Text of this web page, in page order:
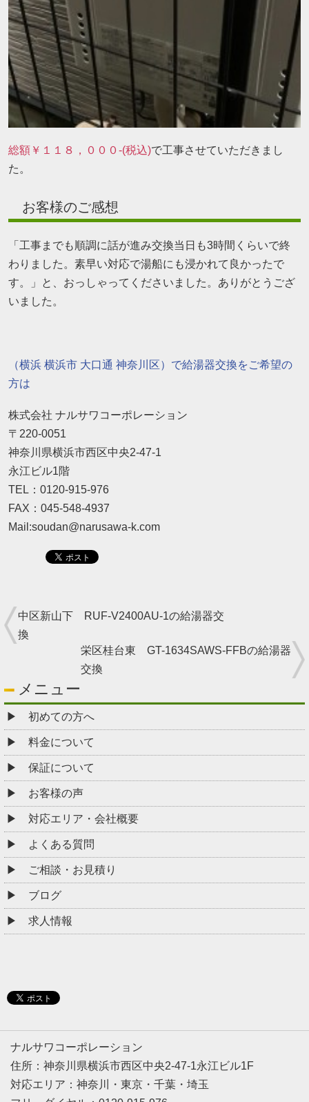
総額￥１１８，０００-(税込)で工事させていただきまし
た。
お客様のご感想
「工事までも順調に話が進み交換当日も3時間くらいで終
わりました。素早い対応で湯船にも浸かれて良かったで
す。」と、おっしゃってくださいました。ありがとうござ
いました。
（横浜 横浜市 大口通 神奈川区）で給湯器交換をご希望の
方は
株式会社 ナルサワコーポレーション
〒220-0051
神奈川県横浜市西区中央2-47-1
永江ビル1階
TEL：0120-915-976
FAX：045-548-4937
Mail:soudan@narusawa-k.com
中区新山下 RUF-V2400AU-1の給湯器交
換
栄区桂台東 GT-1634SAWS-FFBの給湯器
交換
メニュー
初めての方へ
料金について
保証について
お客様の声
対応エリア・会社概要
よくある質問
ご相談・お見積り
ブログ
求人情報
ナルサワコーポレーション
住所：神奈川県横浜市西区中央2-47-1永江ビル1F
対応エリア：神奈川・東京・千葉・埼玉